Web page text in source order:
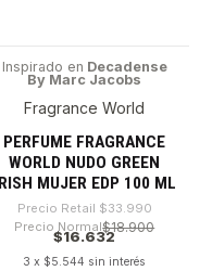
-51%
Inspirado en Decadense
By Marc Jacobs
Fragrance World
PERFUME FRAGRANCE
WORLD NUDO GREEN
IRISH MUJER EDP 100 ML
Precio Retail $33.990
Precio Normal$18.900
$16.632
3 x $5.544 sin interés